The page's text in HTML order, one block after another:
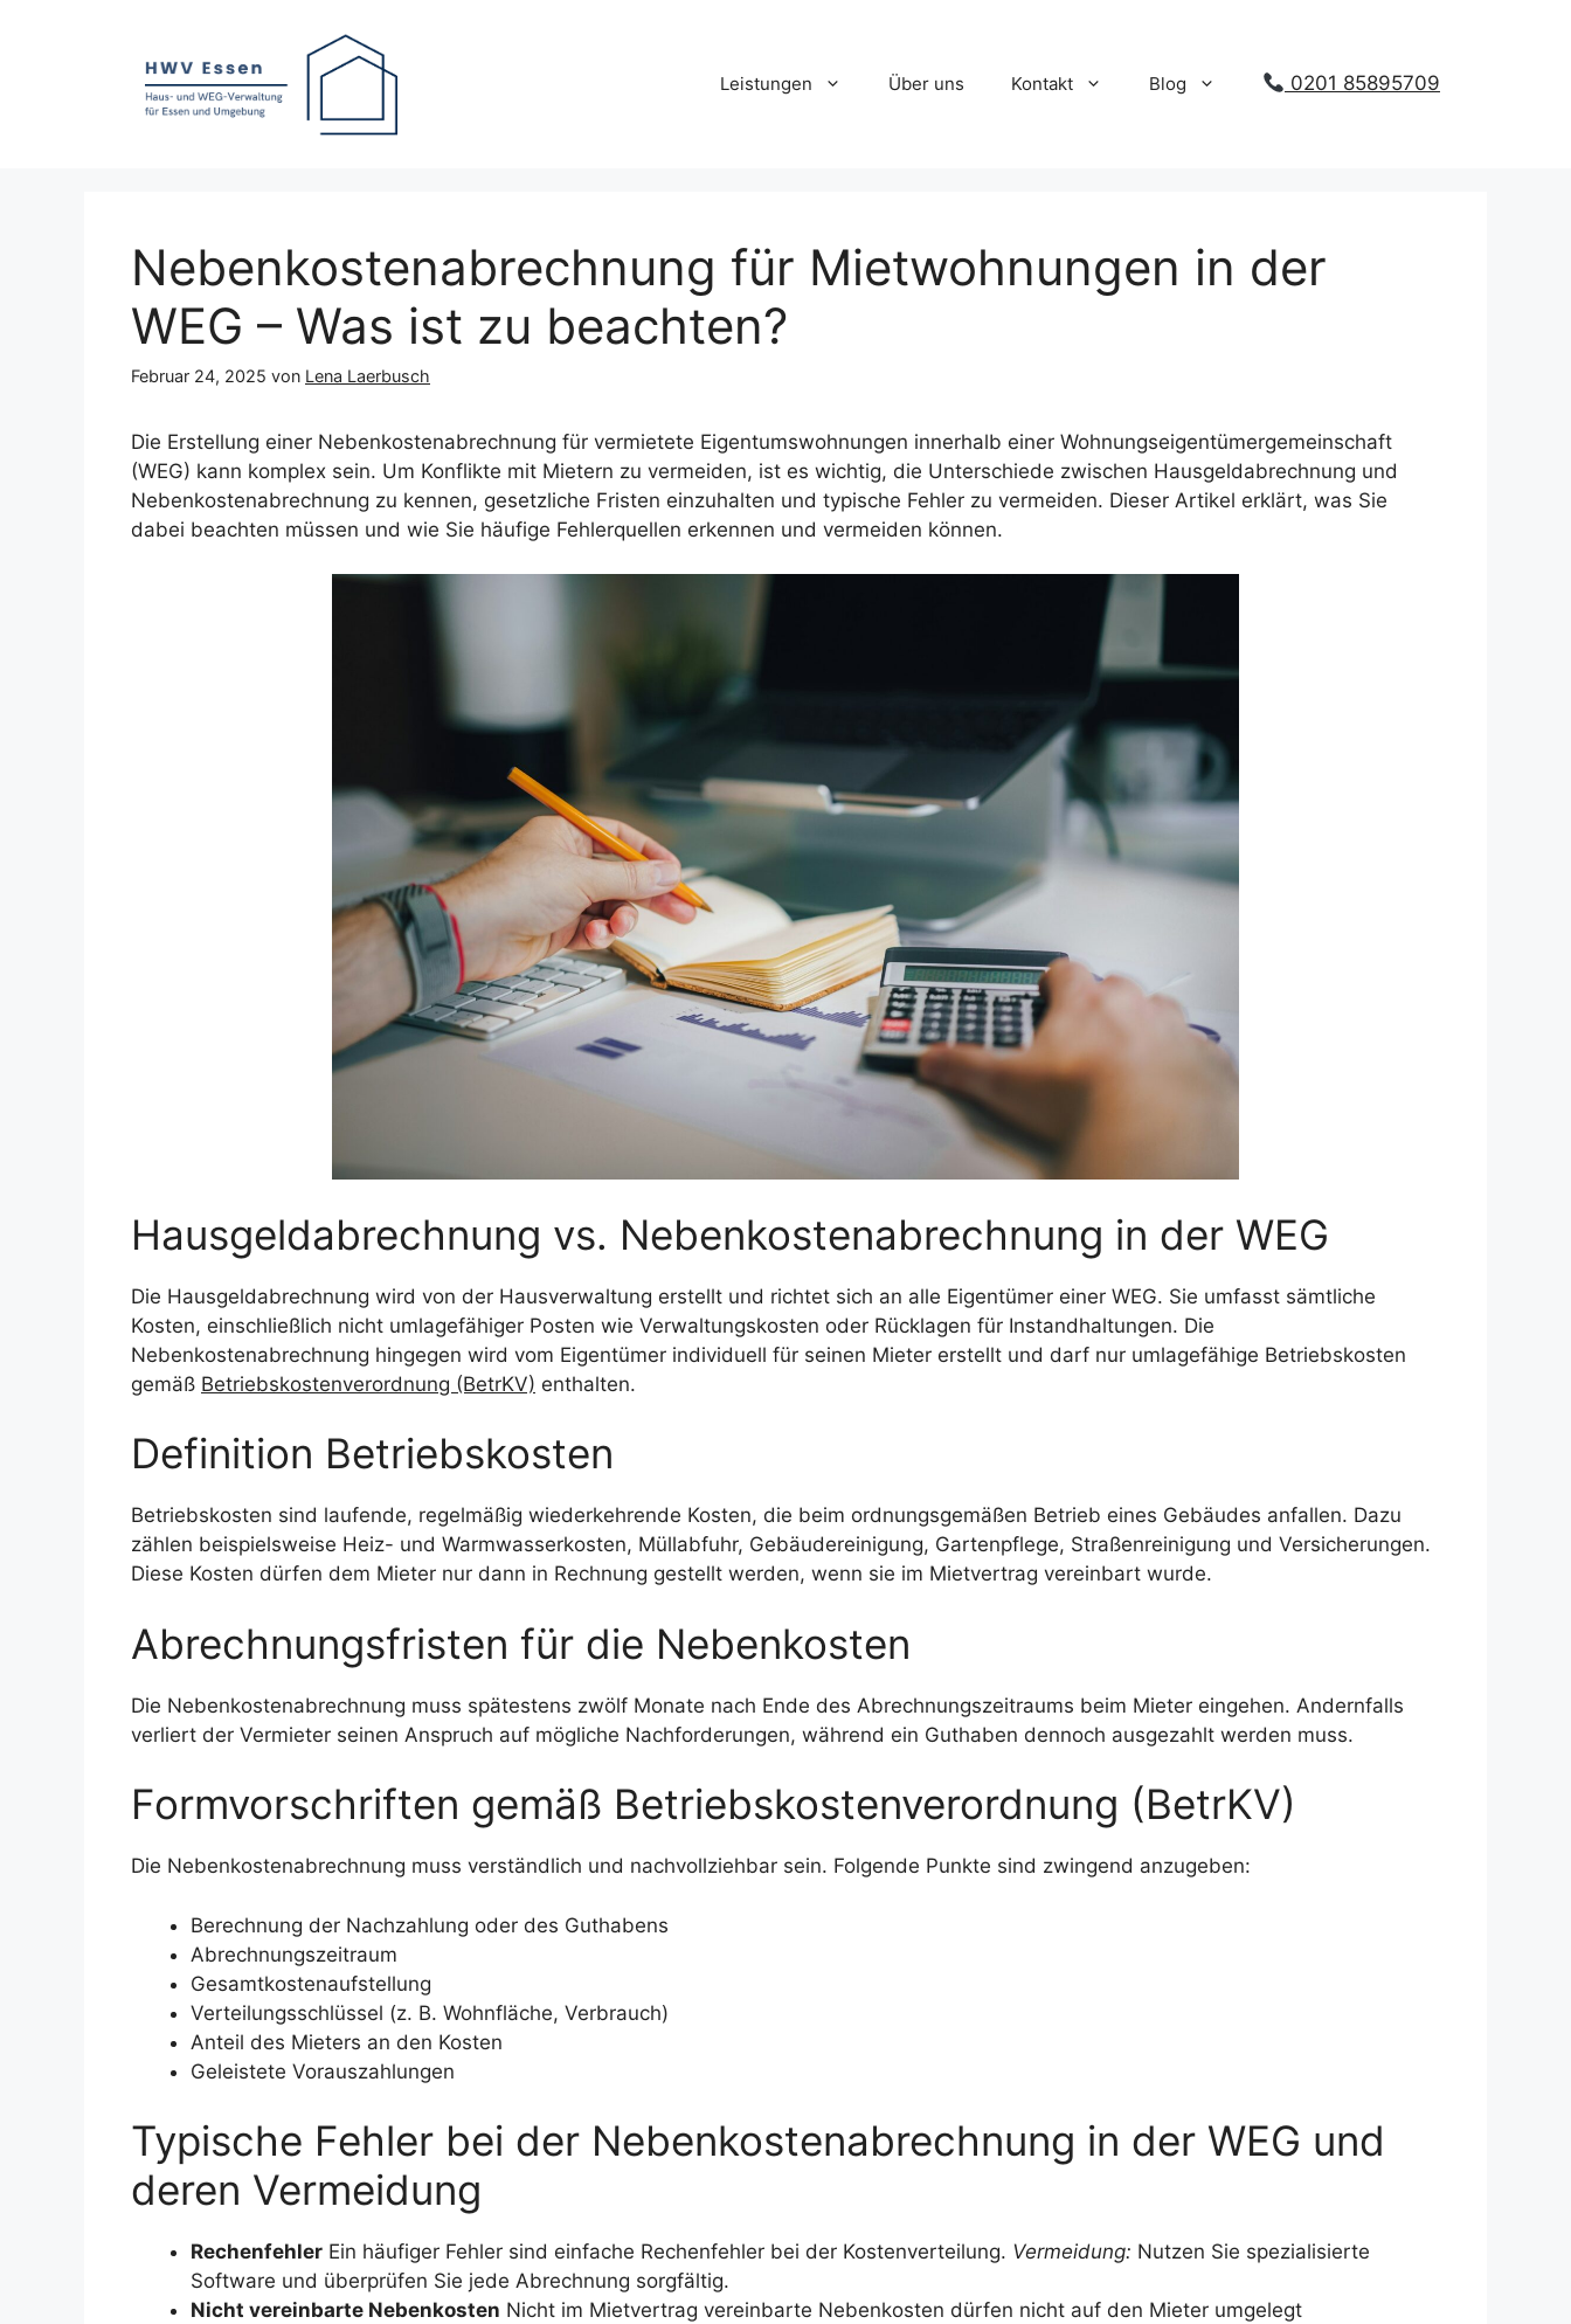
Leistungen Über uns Kontakt Blog 0201 85895709
Nebenkostenabrechnung für Mietwohnungen in der
WEG – Was ist zu beachten?
Februar 24, 2025 von Lena Laerbusch
Die Erstellung einer Nebenkostenabrechnung für vermietete Eigentumswohnungen innerhalb einer Wohnungseigentümergemeinschaft
(WEG) kann komplex sein. Um Konflikte mit Mietern zu vermeiden, ist es wichtig, die Unterschiede zwischen Hausgeldabrechnung und
Nebenkostenabrechnung zu kennen, gesetzliche Fristen einzuhalten und typische Fehler zu vermeiden. Dieser Artikel erklärt, was Sie
dabei beachten müssen und wie Sie häufige Fehlerquellen erkennen und vermeiden können.
Hausgeldabrechnung vs. Nebenkostenabrechnung in der WEG
Die Hausgeldabrechnung wird von der Hausverwaltung erstellt und richtet sich an alle Eigentümer einer WEG. Sie umfasst sämtliche
Kosten, einschließlich nicht umlagefähiger Posten wie Verwaltungskosten oder Rücklagen für Instandhaltungen. Die
Nebenkostenabrechnung hingegen wird vom Eigentümer individuell für seinen Mieter erstellt und darf nur umlagefähige Betriebskosten
gemäß Betriebskostenverordnung (BetrKV) enthalten.
Definition Betriebskosten
Betriebskosten sind laufende, regelmäßig wiederkehrende Kosten, die beim ordnungsgemäßen Betrieb eines Gebäudes anfallen. Dazu
zählen beispielsweise Heiz- und Warmwasserkosten, Müllabfuhr, Gebäudereinigung, Gartenpflege, Straßenreinigung und Versicherungen.
Diese Kosten dürfen dem Mieter nur dann in Rechnung gestellt werden, wenn sie im Mietvertrag vereinbart wurde.
Abrechnungsfristen für die Nebenkosten
Die Nebenkostenabrechnung muss spätestens zwölf Monate nach Ende des Abrechnungszeitraums beim Mieter eingehen. Andernfalls
verliert der Vermieter seinen Anspruch auf mögliche Nachforderungen, während ein Guthaben dennoch ausgezahlt werden muss.
Formvorschriften gemäß Betriebskostenverordnung (BetrKV)
Die Nebenkostenabrechnung muss verständlich und nachvollziehbar sein. Folgende Punkte sind zwingend anzugeben:
Berechnung der Nachzahlung oder des Guthabens
Abrechnungszeitraum
Gesamtkostenaufstellung
Verteilungsschlüssel (z. B. Wohnfläche, Verbrauch)
Anteil des Mieters an den Kosten
Geleistete Vorauszahlungen
Typische Fehler bei der Nebenkostenabrechnung in der WEG und
deren Vermeidung
Rechenfehler Ein häufiger Fehler sind einfache Rechenfehler bei der Kostenverteilung. Vermeidung: Nutzen Sie spezialisierte
Software und überprüfen Sie jede Abrechnung sorgfältig.
Nicht vereinbarte Nebenkosten Nicht im Mietvertrag vereinbarte Nebenkosten dürfen nicht auf den Mieter umgelegt